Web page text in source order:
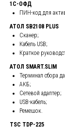
1С-ОФД
ПИН-код для
АТОЛ SB2108 PLUS
Сканер;
Кабель USB;
Краткое
АТОЛ SMART.SLIM
Терминал сбора
АКБ;
Сетевой адаптер;
USB-кабель;
Ремешок.
TSC TDP-225